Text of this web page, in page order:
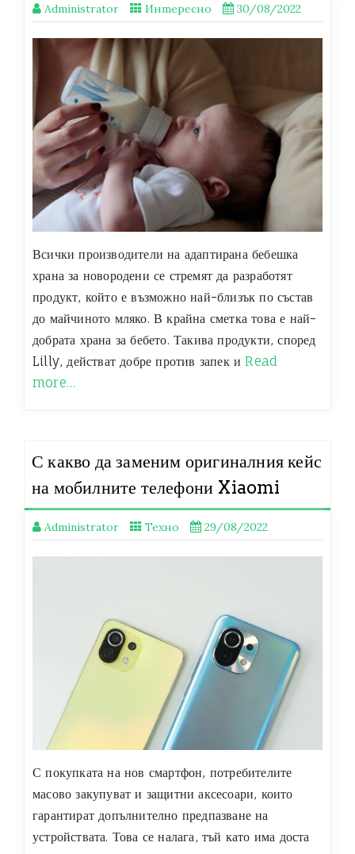
Administrator Интересно 30/08/2022
Всички производители на адаптирана бебешка
храна за новородени се стремят да разработят
продукт, който е възможно най-близък по състав
до майчиното мляко. В крайна сметка това е най-
добрата храна за бебето. Такива продукти, според
Lilly, действат добре против запек иRead
more…
С какво да заменим оригиналния кейс
на мобилните телефони Xiaomi
Administrator Техно 29/08/2022
С покупката на нов смартфон, потребителите
масово закупуват и защитни аксесоари, които
гарантират допълнително предпазване на
устройствата. Това се налага, тъй като има доста